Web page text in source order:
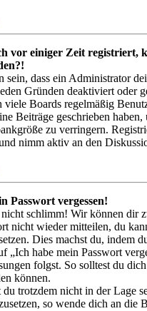
vor einiger Zeit registriert,
sein, dass ein Administrator
Gründen deaktiviert oder
viele Boards regelmäßig
Beiträge geschrieben haben,
zu verringern.
nimm aktiv an den
Passwort vergessen!
schlimm! Wir können dir
nicht wieder mitteilen, du
Dies machst du, indem
„Ich habe mein Passwort
folgst. So solltest du
können.
du trotzdem nicht in der Lage
so wende dich an die